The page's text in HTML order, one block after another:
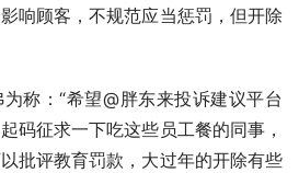
响顾客，不规范应当惩罚，但开除
称：“希望@胖东来投诉建议平台
码征求一下吃这些员工餐的同事，
批评教育罚款，大过年的开除有些